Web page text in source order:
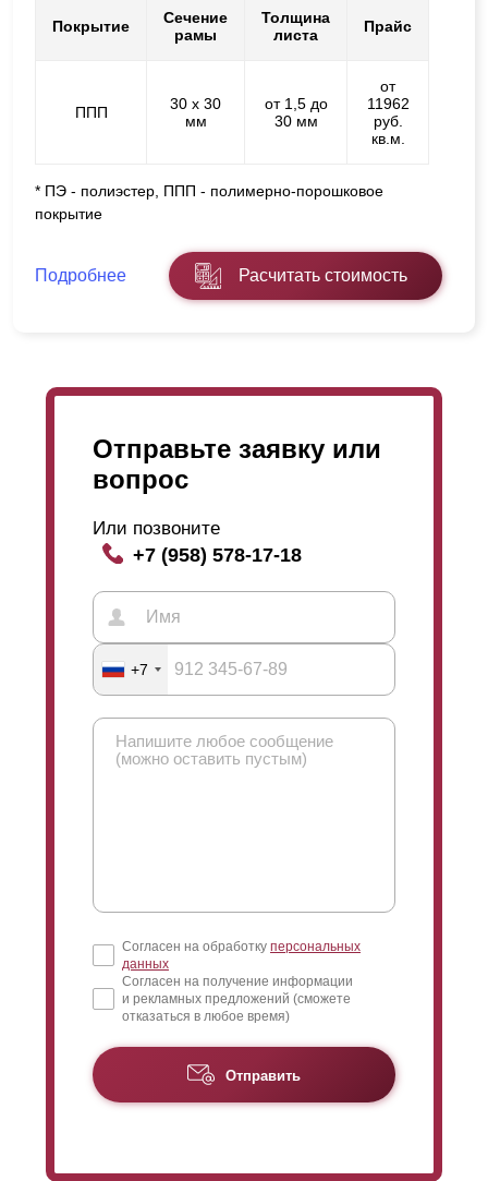
Покрытие
Сечение
рамы
Толщина
листа
Прайс
ППП
30 х 30
мм
от 1,5 до
30 мм
от
11962
руб.
кв.м.
* ПЭ - полиэстер, ППП - полимерно-порошковое
покрытие
Подробнее Расчитать стоимость
Отправьте заявку или
вопрос
Или позвоните
+7 (958) 578-17-18
+7
Согласен на обработку персональных
данных
Согласен на получение информации
и рекламных предложений (сможете
отказаться в любое время)
Отправить